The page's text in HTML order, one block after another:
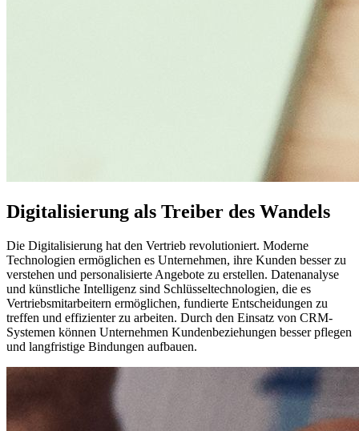
Digitalisierung als Treiber des Wandels
Die Digitalisierung hat den Vertrieb revolutioniert. Moderne
Technologien ermöglichen es Unternehmen, ihre Kunden besser zu
verstehen und personalisierte Angebote zu erstellen. Datenanalyse
und künstliche Intelligenz sind Schlüsseltechnologien, die es
Vertriebsmitarbeitern ermöglichen, fundierte Entscheidungen zu
treffen und effizienter zu arbeiten. Durch den Einsatz von CRM-
Systemen können Unternehmen Kundenbeziehungen besser pflegen
und langfristige Bindungen aufbauen.